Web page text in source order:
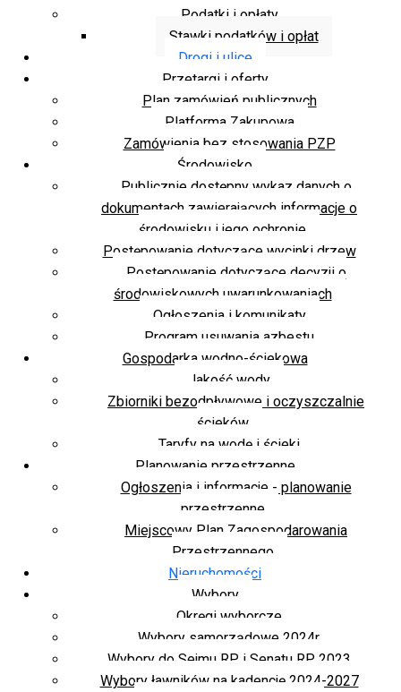
Podatki i opłaty
Stawki podatków i opłat
Drogi i ulice
Przetargi i oferty
Plan zamówień publicznych
Platforma Zakupowa
Zamówienia bez stosowania PZP
Środowisko
Publicznie dostępny wykaz danych o
dokumentach zawierających informacje o
środowisku i jego ochronie
Postępowanie dotyczące wycinki drzew
Postępowanie dotyczące decyzji o
środowiskowych uwarunkowaniach
Ogłoszenia i komunikaty
Program usuwania azbestu
Gospodarka wodno-ściekowa
Jakość wody
Zbiorniki bezodpływowe i oczyszczalnie
ścieków
Taryfy na wodę i ścieki
Planowanie przestrzenne
Ogłoszenia i informacje - planowanie
przestrzenne
Miejscowy Plan Zagospodarowania
Przestrzennego
Nieruchomości
Wybory
Okręgi wyborcze
Wybory samorządowe 2024r.
Wybory do Sejmu RP i Senatu RP 2023
Wybory ławników na kadencję 2024-2027